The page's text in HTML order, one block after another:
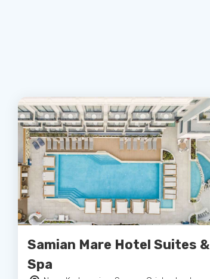
Samian Mare Hotel Suites &
Spa